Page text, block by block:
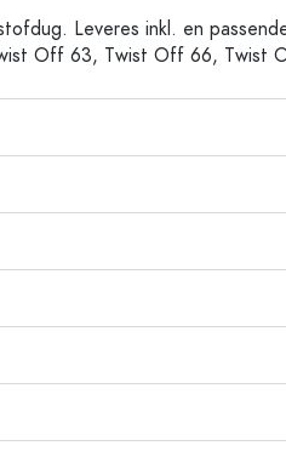
Leveres inkl. en
Off 63, Twist Off 66, Twist